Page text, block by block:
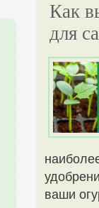
Как
для
ваши